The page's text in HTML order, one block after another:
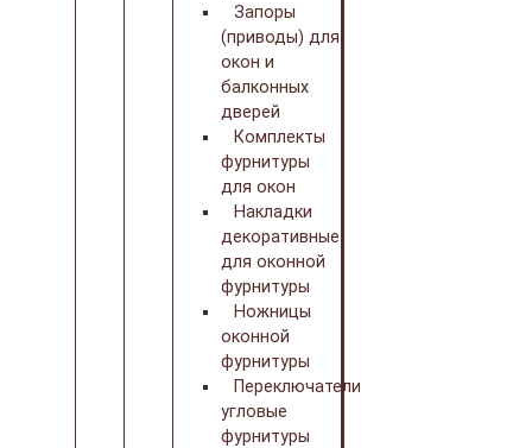
Запоры
(приводы) для
окон и
балконных
дверей
Комплекты
фурнитуры
для окон
Накладки
декоративные
для оконной
фурнитуры
Ножницы
оконной
фурнитуры
Переключатели
угловые
фурнитуры